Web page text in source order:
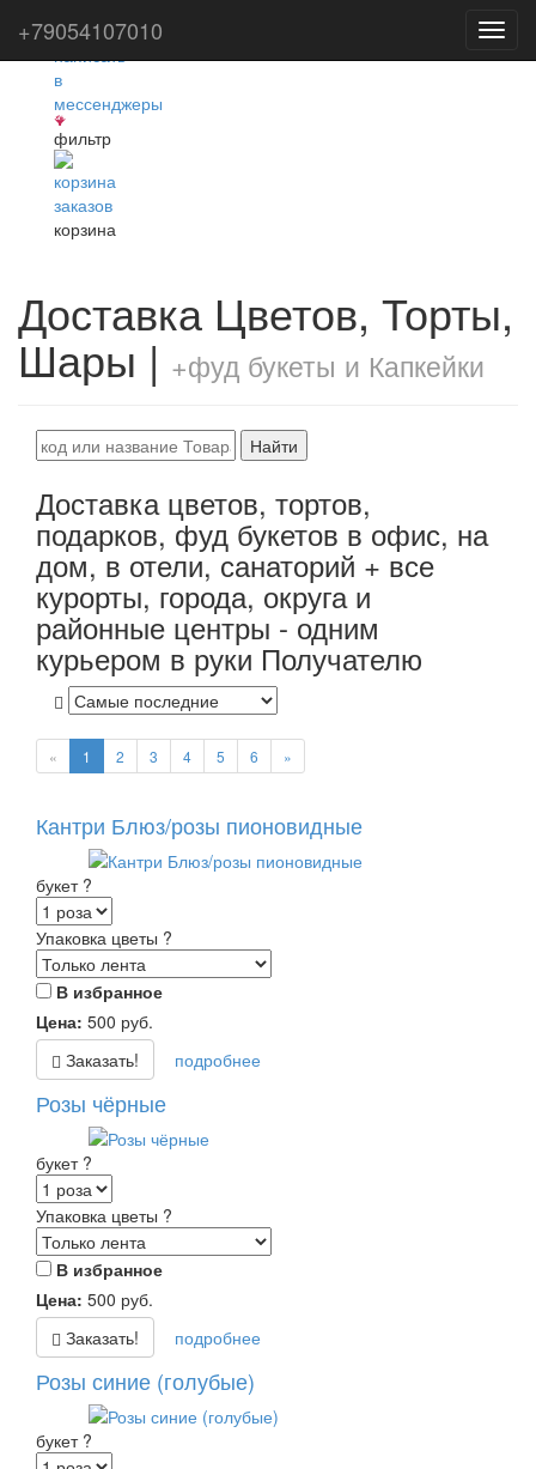
фильтр
корзина
Доставка Цветов, Торты,
Шары | +фуд букеты и Капкейки
Найти
Доставка цветов, тортов,
подарков, фуд букетов в офис, на
дом, в отели, санаторий + все
курорты, города, округа и
районные центры - одним
курьером в руки Получателю
« 1 2 3 4 5 6 »
Кантри Блюз/розы пионовидные
букет ?
Упаковка цветы ?
В избранное
Цена: 500 руб.
Заказать!
подробнее
Розы чёрные
букет ?
Упаковка цветы ?
В избранное
Цена: 500 руб.
Заказать!
подробнее
Розы синие (голубые)
букет ?
+79054107010